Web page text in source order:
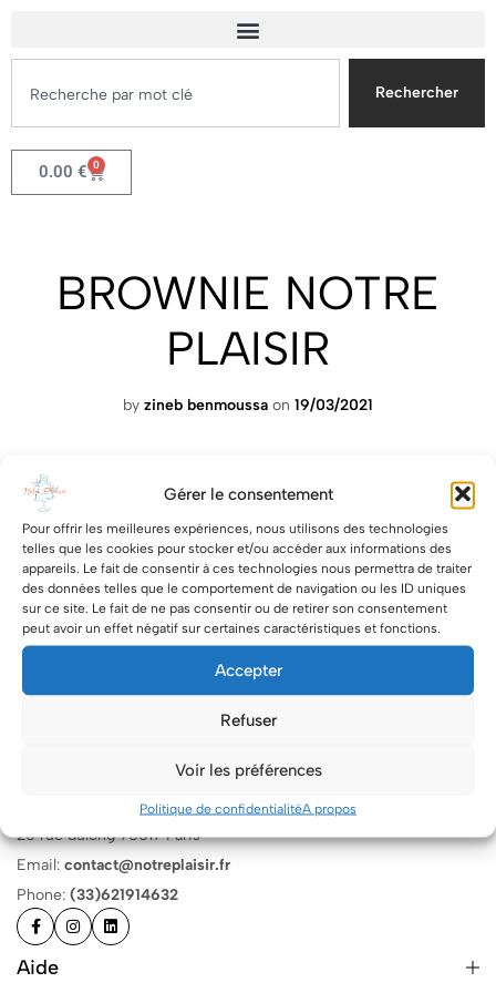
Gérer le consentement
Pour offrir les meilleures expériences, nous utilisons des technologies
telles que les cookies pour stocker et/ou accéder aux informations des
appareils. Le fait de consentir à ces technologies nous permettra de traiter
des données telles que le comportement de navigation ou les ID uniques
sur ce site. Le fait de ne pas consentir ou de retirer son consentement
peut avoir un effet négatif sur certaines caractéristiques et fonctions.
Accepter
Refuser
Voir les préférences
Politique de confidentialitéA propos
Rechercher
0.00 € 0
BROWNIE NOTRE
PLAISIR
by zineb benmoussa on 19/03/2021
20 rue dulong 75017 Paris
Email: contact@notreplaisir.fr
Phone: (33)621914632
Aide